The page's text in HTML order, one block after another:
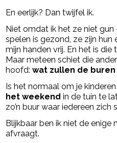
En eerlijk? Dan twijfel ik.
Niet omdat ik het ze niet
spelen is gezond, ze zijn hun
mijn handen vrij. En het is
Maar meteen schiet die
hoofd:wat zullen de buren
Is het normaal om je
het weekend in de tuin te
zo’n buur waar iedereen zich
Blijkbaar ben ik niet de enige
afvraagt.